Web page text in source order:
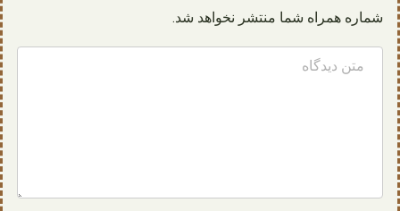
شماره همراه شما منتشر نخواهد شد.